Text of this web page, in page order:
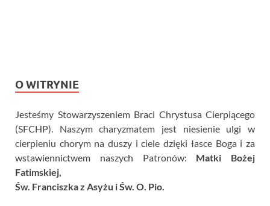
O WITRYNIE
Jesteśmy Stowarzyszeniem Braci Chrystusa Cierpiącego
(SFCHP). Naszym charyzmatem jest niesienie ulgi w
cierpieniu chorym na duszy i ciele dzięki łasce Boga i za
wstawiennictwem naszych Patronów: Matki Bożej
Fatimskiej,
Św. Franciszka z Asyżu i Św. O. Pio.